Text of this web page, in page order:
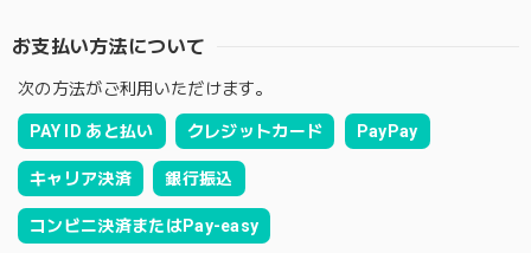
お支払い方法について
次の方法がご利用いただけます。
PAY ID あと払い クレジットカード PayPay
キャリア決済 銀行振込
コンビニ決済またはPay-easy